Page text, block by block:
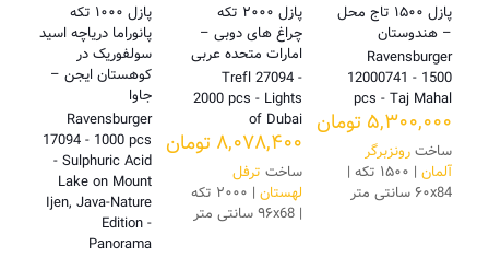
پازل ۱۵۰۰ تاج محل
– هندوستان
Ravensburger
12000741 - 1500
pcs - Taj Mahal
۵,۳۰۰,۰۰۰ تومان
ساخترونزبرگر
آلمان
| ۱۵۰۰ تکه |
۶۰x84 سانتی متر
پازل ۲۰۰۰ تکه
چراغ های دوبی –
امارات متحده عربی
Trefl 27094 -
2000 pcs - Lights
of Dubai
۸,۰۷۸,۴۰۰ تومان
ساخت ترفل
لهستان
| ۲۰۰۰ تکه
| ۹۶x68 سانتی متر
پازل ۱۰۰۰ تکه
پانوراما دریاچه اسید
سولفوریک در
کوهستان ایجن –
جاوا
Ravensburger
17094 - 1000 pcs
- Sulphuric Acid
Lake on Mount
Ijen, Java-Nature
Edition -
Panorama